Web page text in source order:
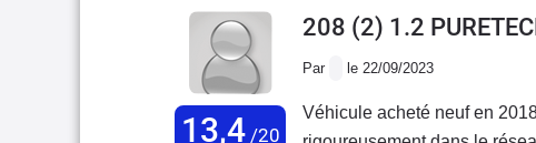
13,4/20
208 (2) 1.2
Par le 22/09/2023
Véhicule acheté neuf en